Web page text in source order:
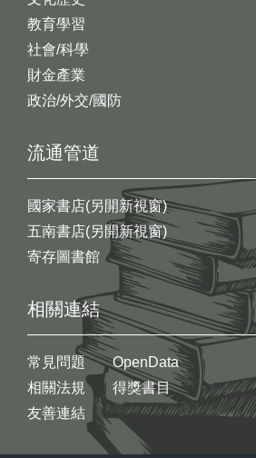
教育學習
社會/科學
財金產業
政治/外交/國防
流通管道
國家書店(另開新視窗)
五南書店(另開新視窗)
寄存圖書館
相關連結
常見問題
相關法規
友善連結
OpenData
得獎書目